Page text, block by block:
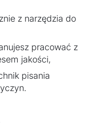
z narzędzia do
pracować z
jakości,
pisania